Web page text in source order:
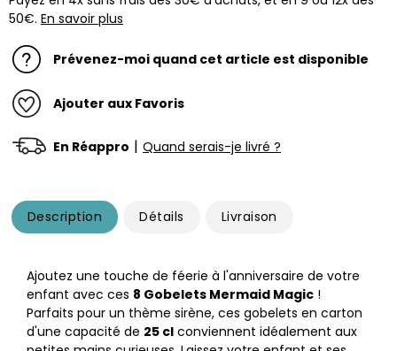
50€. En savoir plus
Prévenez-moi quand cet article est disponible
Ajouter aux Favoris
En Réappro | Quand serais-je livré ?
Description Détails Livraison
Ajoutez une touche de féerie à l'anniversaire de votre
enfant avec ces 8 Gobelets Mermaid Magic !
Parfaits pour un thème sirène, ces gobelets en carton
d'une capacité de 25 cl conviennent idéalement aux